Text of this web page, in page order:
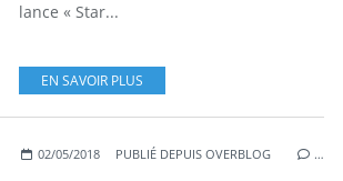
lance « Star...
EN SAVOIR PLUS
MARVEL,DEADPOOL
02/05/2018 PUBLIÉ DEPUIS OVERBLOG …